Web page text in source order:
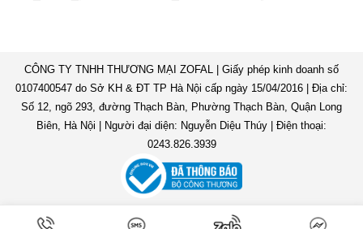
CÔNG TY TNHH THƯƠNG MẠI ZOFAL | Giấy phép kinh doanh số
0107400547 do Sở KH & ĐT TP Hà Nội cấp ngày 15/04/2016 | Địa chỉ:
Số 12, ngõ 293, đường Thạch Bàn, Phường Thạch Bàn, Quận Long
Biên, Hà Nội | Người đại diện: Nguyễn Diệu Thúy | Điện thoại:
0243.826.3939